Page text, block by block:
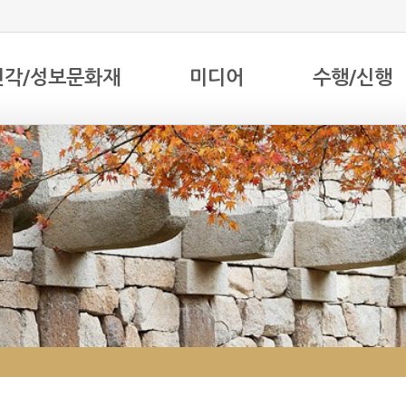
각/성보문화재 미디어 수행/신행